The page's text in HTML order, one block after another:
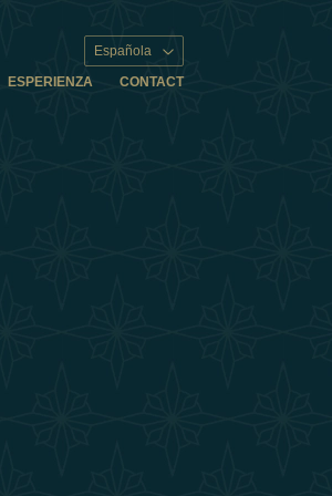
Española
ESPERIENZA CONTACT